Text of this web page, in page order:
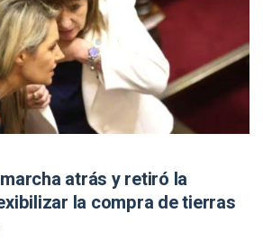
atrás y retiró la
la compra de tierras